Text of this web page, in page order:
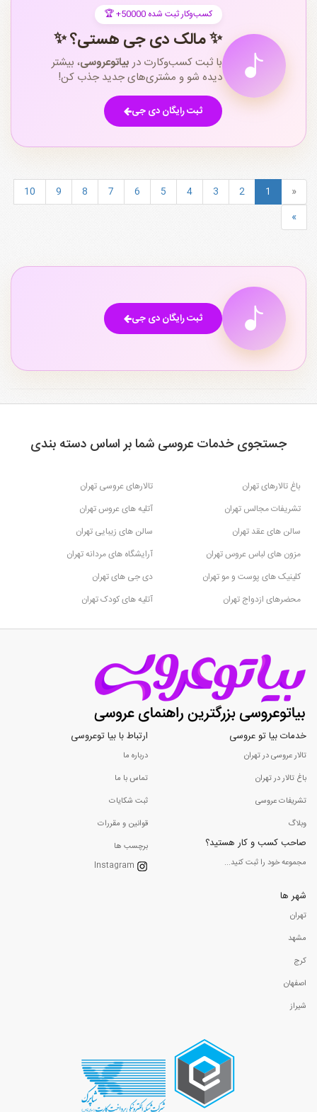
🏆 +50000 کسب‌وکار ثبت شده
✨ مالک دی جی هستی؟ ✨
با ثبت کسب‌وکارت دربیاتوعروسی، بیشتر
دیده شو و مشتری‌های جدید جذب کن!
ثبت رایگان دی جی
«
1
2
3
4
5
6
7
8
9
10
»
ثبت رایگان دی جی
جستجوی خدمات عروسی شما بر اساس دسته بندی
باغ تالارهای تهران
تالارهای عروسی تهران
تشریفات مجالس تهران
آتلیه های عروس تهران
سالن های عقد تهران
سالن های زیبایی تهران
مزون های لباس عروس تهران
آرایشگاه های مردانه تهران
کلینیک های پوست و مو تهران
دی جی های تهران
محضرهای ازدواج تهران
آتلیه های کودک تهران
خدمات بیا تو عروسی
تالار عروسی در تهران
باغ تالار در تهران
تشریفات عروسی
وبلاگ
صاحب کسب و کار هستید؟
مجموعه خود را ثبت کنید...
ارتباط با بیا توعروسی
درباره ما
تماس با ما
ثبت شکایات
قوانین و مقررات
برچسب ها
Instagram
شهر ها
تهران
مشهد
کرج
اصفهان
شیراز